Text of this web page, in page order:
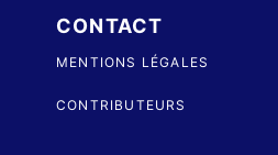
CONTACT
MENTIONS LÉGALES
CONTRIBUTEURS